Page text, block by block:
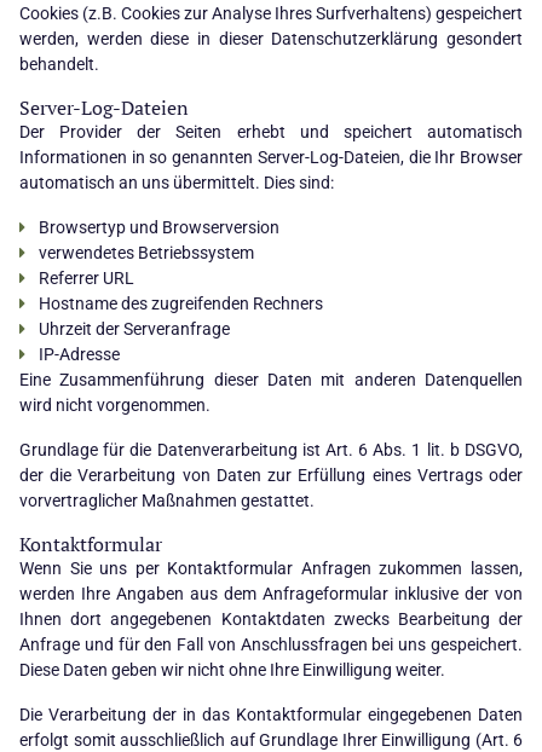
Cookies (z.B. Cookies zur Analyse Ihres Surfverhaltens) gespeichert
werden, werden diese in dieser Datenschutzerklärung gesondert
behandelt.
Server-Log-Dateien
Der Provider der Seiten erhebt und speichert automatisch
Informationen in so genannten Server-Log-Dateien, die Ihr Browser
automatisch an uns übermittelt. Dies sind:
Browsertyp und Browserversion
verwendetes Betriebssystem
Referrer URL
Hostname des zugreifenden Rechners
Uhrzeit der Serveranfrage
IP-Adresse
Eine Zusammenführung dieser Daten mit anderen Datenquellen
wird nicht vorgenommen.
Grundlage für die Datenverarbeitung ist Art. 6 Abs. 1 lit. b DSGVO,
der die Verarbeitung von Daten zur Erfüllung eines Vertrags oder
vorvertraglicher Maßnahmen gestattet.
Kontaktformular
Wenn Sie uns per Kontaktformular Anfragen zukommen lassen,
werden Ihre Angaben aus dem Anfrageformular inklusive der von
Ihnen dort angegebenen Kontaktdaten zwecks Bearbeitung der
Anfrage und für den Fall von Anschlussfragen bei uns gespeichert.
Diese Daten geben wir nicht ohne Ihre Einwilligung weiter.
Die Verarbeitung der in das Kontaktformular eingegebenen Daten
erfolgt somit ausschließlich auf Grundlage Ihrer Einwilligung (Art. 6